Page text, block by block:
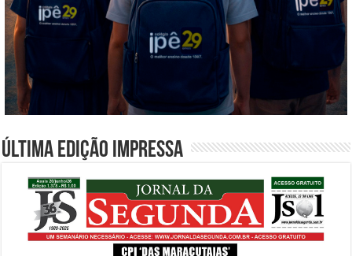
Última edição impressa